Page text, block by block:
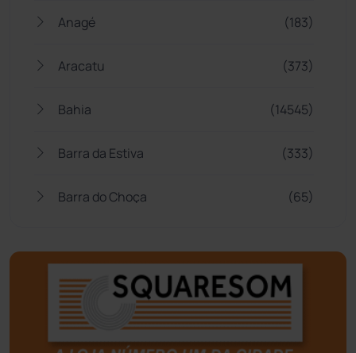
Anagé (183)
Aracatu (373)
Bahia (14545)
Barra da Estiva (333)
Barra do Choça (65)
Bom Jesus da Lapa (505)
Boquira (152)